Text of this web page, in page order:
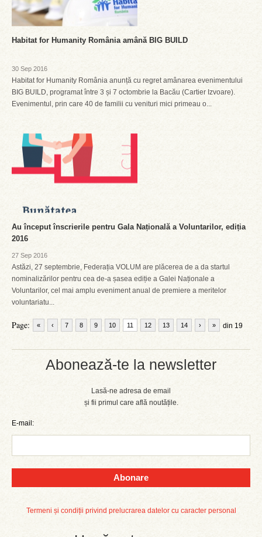
Abonează-te la newsletter
Lasă-ne adresa de email
și fii primul care află noutățile.
E-mail:
Abonare
Termeni și condiții privind prelucrarea datelor cu caracter personal
Habitat for Humanity România amână BIG BUILD
30 Sep 2016
Habitat for Humanity România anunță cu regret amânarea evenimentului
BIG BUILD, programat între 3 și 7 octombrie la Bacău (Cartier Izvoare).
Evenimentul, prin care 40 de familii cu venituri mici primeau o...
Au început înscrierile pentru Gala Națională a Voluntarilor, ediția
2016
27 Sep 2016
Astăzi, 27 septembrie, Federația VOLUM are plăcerea de a da startul
nominalizărilor pentru cea de-a șasea ediție a Galei Naționale a
Voluntarilor, cel mai amplu eveniment anual de premiere a meritelor
voluntariatu...
Page: « ‹ 7 8 9 10 11 12 13 14 din 19
› »